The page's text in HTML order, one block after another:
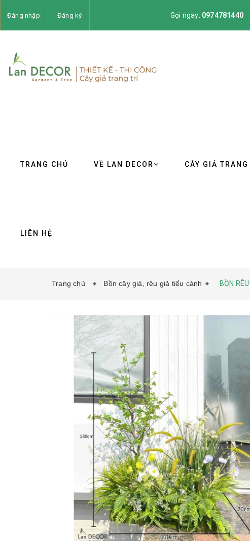
Đăng nhập Đăng ký Gọi ngay: 0974781440
TRANG CHỦ VỀ LAN DECOR CÂY GIẢ TRANG
LIÊN HỆ
Trang chủ Bồn cây giả, rêu giả tiểu cảnh BỒN